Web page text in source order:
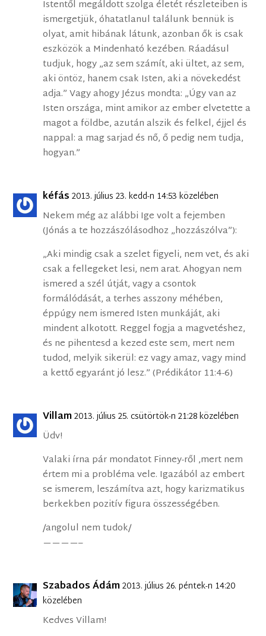
Istentől megáldott szolga életét részleteiben is
ismergetjük, óhatatlanul találunk bennük is
olyat, amit hibának látunk, azonban ők is csak
eszközök a Mindenható kezében. Ráadásul
tudjuk, hogy „az sem számít, aki ültet, az sem,
aki öntöz, hanem csak Isten, aki a növekedést
adja.” Vagy ahogy Jézus mondta: „Úgy van az
Isten országa, mint amikor az ember elvetette a
magot a földbe, azután alszik és felkel, éjjel és
nappal: a mag sarjad és nő, ő pedig nem tudja,
hogyan.”
kéfás 2013. július 23. kedd-n 14:53 közelében
Nekem még az alábbi Ige volt a fejemben
(Jónás a te hozzászólásodhoz „hozzászólva”):
„Aki mindig csak a szelet figyeli, nem vet, és aki
csak a fellegeket lesi, nem arat. Ahogyan nem
ismered a szél útját, vagy a csontok
formálódását, a terhes asszony méhében,
éppúgy nem ismered Isten munkáját, aki
mindent alkotott. Reggel fogja a magvetéshez,
és ne pihentesd a kezed este sem, mert nem
tudod, melyik sikerül: ez vagy amaz, vagy mind
a kettő egyaránt jó lesz.” (Prédikátor 11:4-6)
Villam2013. július 25. csütörtök-n 21:28 közelében
Üdv!
Valaki írna pár mondatot Finney-ről ,mert nem
értem mi a probléma vele. Igazából az embert
se ismerem, leszámítva azt, hogy karizmatikus
berkekben pozitív figura összességében.
/angolul nem tudok/
————–
Szabados Ádám2013. július 26. péntek-n 14:20
közelében
Kedves Villam!